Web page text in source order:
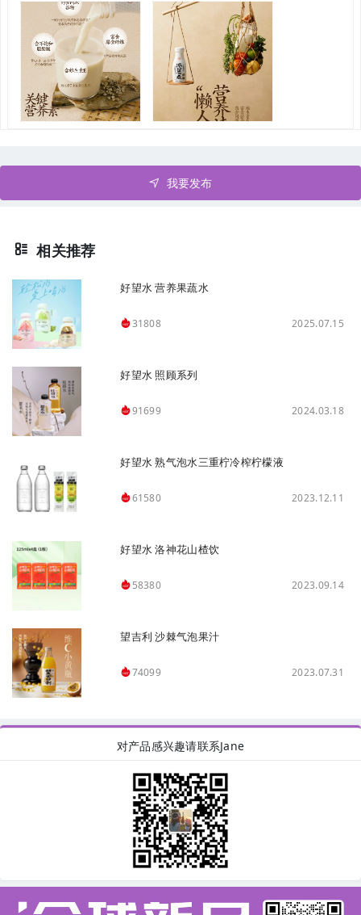
我要发布
相关推荐
好望水 营养果蔬水
31808 2025.07.15
好望水 照顾系列
91699 2024.03.18
好望水 熟气泡水三重柠冷榨柠檬液
61580 2023.12.11
好望水 洛神花山楂饮
58380 2023.09.14
望吉利 沙棘气泡果汁
74099 2023.07.31
对产品感兴趣请联系Jane